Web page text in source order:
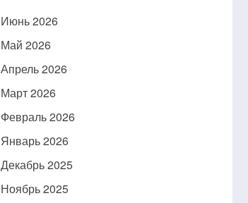
Июнь 2026
Май 2026
Апрель 2026
Март 2026
Февраль 2026
Январь 2026
Декабрь 2025
Ноябрь 2025